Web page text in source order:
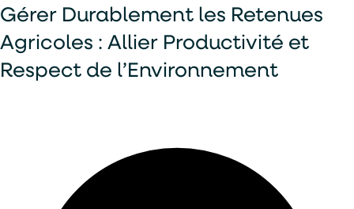
Gérer Durable­ment les Retenues
Agricoles : Allier Productivité et
Respect de l’Environnement